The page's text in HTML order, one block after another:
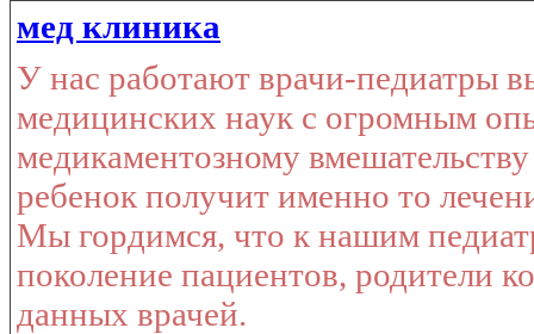
мед клиника
У нас работают врачи-педиатры
медицинских наук с огромным
медикаментозному
ребенок получит именно то
Мы гордимся, что к нашим
поколение пациентов, родители
данных врачей.